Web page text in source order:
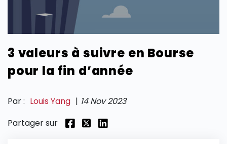
CATÉGORIES
SECTIONS
3 valeurs à suivre en Bourse
pour la fin d’année
Par : Louis Yang | 14 Nov 2023
Partager sur